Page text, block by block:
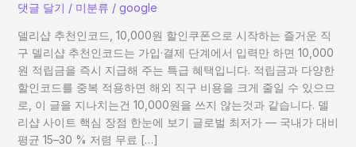
댓글 달기 / 미분류 / google
델리샵 추천인코드, 10,000원 할인쿠폰으로 시작하는 즐거운 직
구 델리샵 추천인코드는 가입·결제 단계에서 입력만 하면 10,000
원 적립금을 즉시 지급해 주는 특급 혜택입니다. 적립금과 다양한
할인코드를 중복 적용하면 해외 직구 비용을 크게 줄일 수 있으므
로, 이 글을 지나치는건 10,000원을 쓰지 않는것과 같습니다. 델
리샵 사이트 핵심 장점 한눈에 보기 글로벌 최저가 — 국내가 대비
평균 15–30 % 저렴 무료 […]
천
인
코
드
로
10,000
원
할